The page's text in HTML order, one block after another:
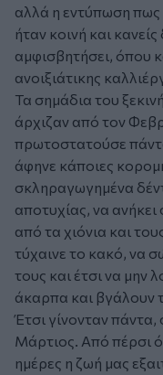
αλλά η εντύπωση
ήταν κοινή και
αμφισβητήσει, όπου
ανοιξιάτικης
Τα σημάδια του
άρχιζαν από τον
πρωτοστατούσε
άφηνε κάποιες
σκληραγωγημένα
αποτυχίας, να
από τα χιόνια και
τύχαινε το κακό, να
τους και έτσι να μην
άκαρπα και βγάλουν
Έτσι γίνονταν
Μάρτιος. Από πέρσι
ημέρες η ζωή μας